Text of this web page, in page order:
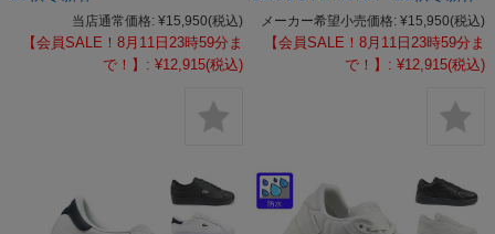
当店通常価格: ¥15,950(税込)
【会員SALE！8月11日23時59分ま
で！】: ¥12,915(税込)
メーカー希望小売価格: ¥15,950(税込)
【会員SALE！8月11日23時59分ま
で！】: ¥12,915(税込)